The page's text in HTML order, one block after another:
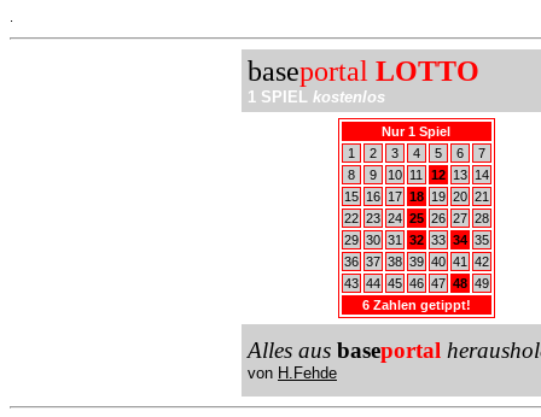
baseportal LOTTO
1 SPIEL kostenlos
Nur 1 Spiel
1
2 3 4 5 6
7
8
9 10 11 12 13
14
15
16 17 18 19 20 21
22 23 24 25 26 27 28
29 30 31 32 33 34 35
36 37 38 39 40 41
42
43 44 45 46 47 48 49
6 Zahlen getippt!
Alles aus baseportal
von H.Fehde